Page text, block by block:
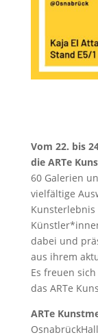
Vom 22. bis
die ARTe
60 Galerien
vielfältige
dabei und
aus ihrem
Es freuen
das ARTe
ARTe